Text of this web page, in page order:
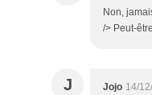
Non,
/> Peut-
J Jojo 14/